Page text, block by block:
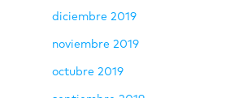
diciembre 2019
noviembre 2019
octubre 2019